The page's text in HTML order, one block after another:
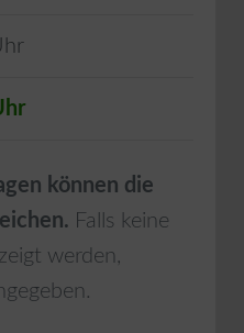
können die
Falls keine
werden,